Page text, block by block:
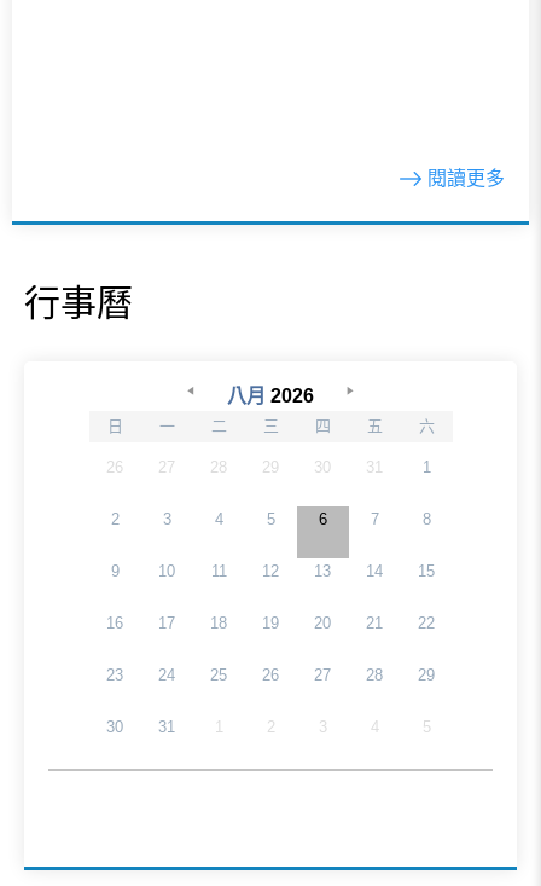
閱讀更多
行事曆
八月 2026
日 一 二 三 四 五 六
26 27 28 29 30 31 1
2 3 4 5 6 7 8
9 10 11 12 13 14 15
16 17 18 19 20 21 22
23 24 25 26 27 28 29
30 31 1 2 3 4 5